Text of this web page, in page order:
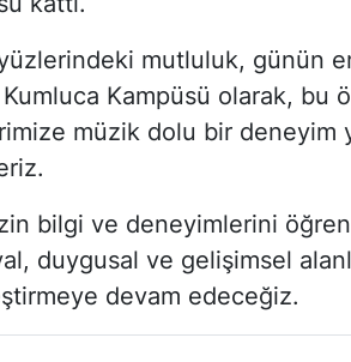
mutluluk, günün
Kampüsü olarak, bu
müzik dolu bir deneyim
bilgi ve deneyimlerini
duygusal ve gelişimsel
devam edeceğiz.